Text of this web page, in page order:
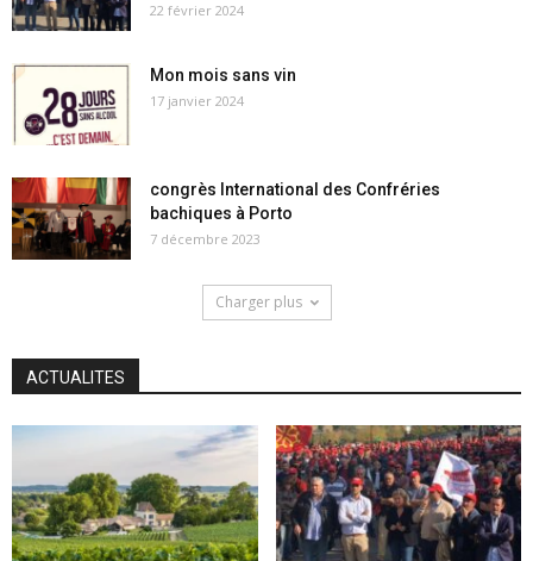
22 février 2024
Mon mois sans vin
17 janvier 2024
congrès International des Confréries
bachiques à Porto
7 décembre 2023
Charger plus
ACTUALITES